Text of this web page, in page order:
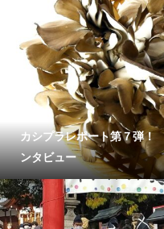
カシプラレポート第７弾
ンタビュー